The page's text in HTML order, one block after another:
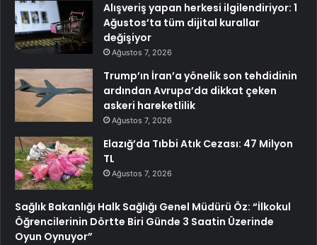
Alışveriş yapan herkesi ilgilendiriyor: 1
Ağustos’ta tüm dijital kurallar
değişiyor
Ağustos 7, 2026
Trump’ın İran’a yönelik son tehdidinin
ardından Avrupa’da dikkat çeken
askeri hareketlilik
Ağustos 7, 2026
Elazığ’da Tıbbi Atık Cezası: 47 Milyon
TL
Ağustos 7, 2026
Sağlık Bakanlığı Halk Sağlığı Genel Müdürü Öz: “İlkokul
Öğrencilerinin Dörtte Biri Günde 3 Saatin Üzerinde
Oyun Oynuyor”